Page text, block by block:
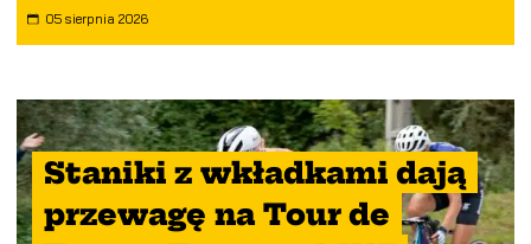
05 sierpnia 2026
Staniki z wkładkami dają
przewagę na Tour de